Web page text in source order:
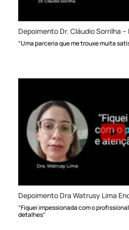
Depoimento Dr. Cláudio Sorrilha
“Uma parceria que me trouxe muita
Depoimento Dra Watrusy Lima
“Fiquei impessionada com o
detalhes”